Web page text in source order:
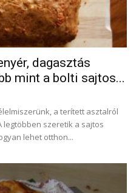
dagasztás
mint a bolti sajtos...
a terített asztalról
legtöbben szeretik a sajtos
lehet otthon...